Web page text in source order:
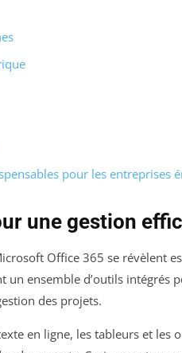
pour les entreprises
une gestion
Office 365 se révèlent
ensemble d’outils intégrés
des projets.
en ligne, les tableurs et les